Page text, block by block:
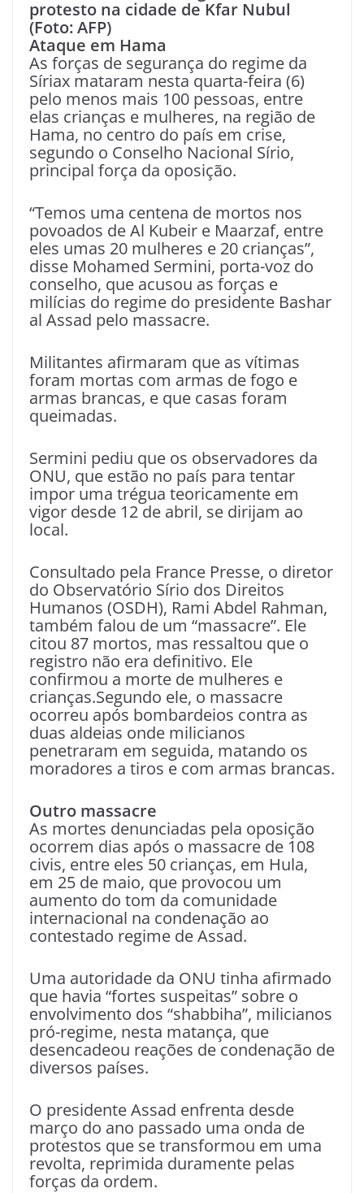
protesto na cidade de Kfar Nubul
(Foto: AFP)
Ataque em Hama
As forças de segurança do regime da
Síriax mataram nesta quarta-feira (6)
pelo menos mais 100 pessoas, entre
elas crianças e mulheres, na região de
Hama, no centro do país em crise,
segundo o Conselho Nacional Sírio,
principal força da oposição.
“Temos uma centena de mortos nos
povoados de Al Kubeir e Maarzaf, entre
eles umas 20 mulheres e 20 crianças”,
disse Mohamed Sermini, porta-voz do
conselho, que acusou as forças e
milícias do regime do presidente Bashar
al Assad pelo massacre.
Militantes afirmaram que as vítimas
foram mortas com armas de fogo e
armas brancas, e que casas foram
queimadas.
Sermini pediu que os observadores da
ONU, que estão no país para tentar
impor uma trégua teoricamente em
vigor desde 12 de abril, se dirijam ao
local.
Consultado pela France Presse, o diretor
do Observatório Sírio dos Direitos
Humanos (OSDH), Rami Abdel Rahman,
também falou de um “massacre”. Ele
citou 87 mortos, mas ressaltou que o
registro não era definitivo. Ele
confirmou a morte de mulheres e
crianças.Segundo ele, o massacre
ocorreu após bombardeios contra as
duas aldeias onde milicianos
penetraram em seguida, matando os
moradores a tiros e com armas brancas.
Outro massacre
As mortes denunciadas pela oposição
ocorrem dias após o massacre de 108
civis, entre eles 50 crianças, em Hula,
em 25 de maio, que provocou um
aumento do tom da comunidade
internacional na condenação ao
contestado regime de Assad.
Uma autoridade da ONU tinha afirmado
que havia “fortes suspeitas” sobre o
envolvimento dos “shabbiha”, milicianos
pró-regime, nesta matança, que
desencadeou reações de condenação de
diversos países.
O presidente Assad enfrenta desde
março do ano passado uma onda de
protestos que se transformou em uma
revolta, reprimida duramente pelas
forças da ordem.